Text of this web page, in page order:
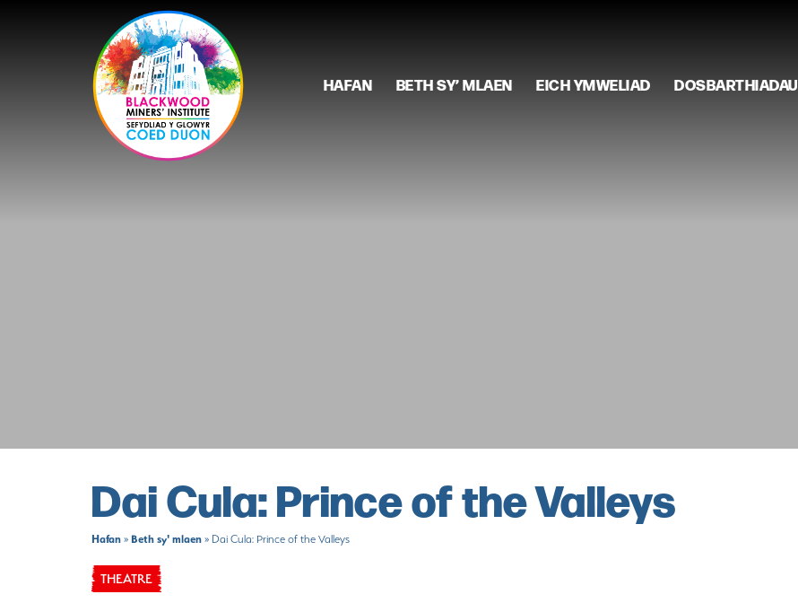
HAFAN BETH SY’ MLAEN EICH YMWELIAD DOSBARTHIADAU
Dai Cula: Prince of the Valleys
Hafan » Beth sy' mlaen » Dai Cula: Prince of the Valleys
THEATRE